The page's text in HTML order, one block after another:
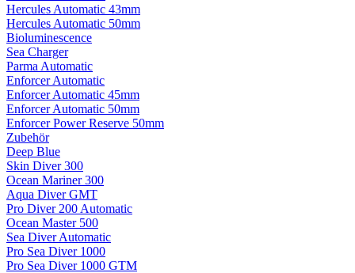
Hercules Automatic 43mm
Hercules Automatic 50mm
Bioluminescence
Sea Charger
Parma Automatic
Enforcer Automatic
Enforcer Automatic 45mm
Enforcer Automatic 50mm
Enforcer Power Reserve 50mm
Zubehör
Deep Blue
Skin Diver 300
Ocean Mariner 300
Aqua Diver GMT
Pro Diver 200 Automatic
Ocean Master 500
Sea Diver Automatic
Pro Sea Diver 1000
Pro Sea Diver 1000 GTM